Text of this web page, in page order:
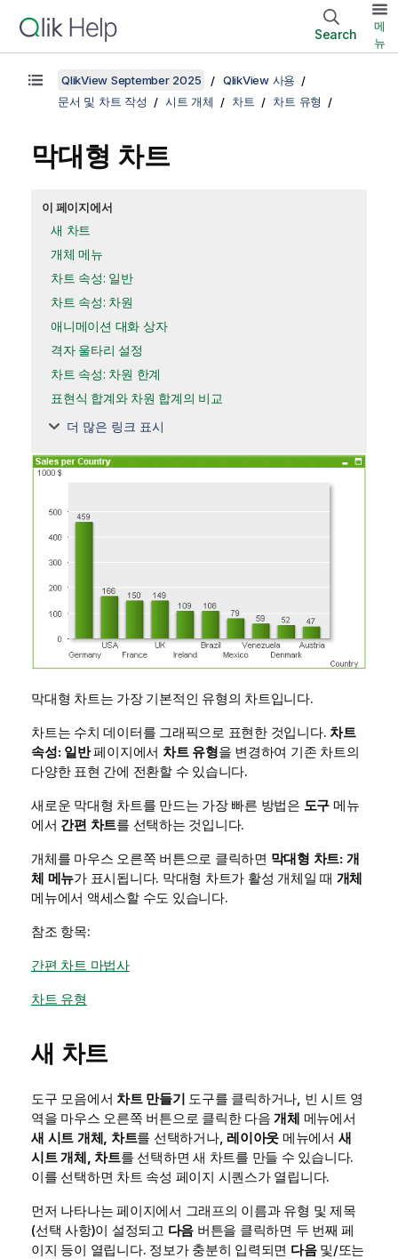
Search
메
뉴
QlikView September 2025
QlikView 사용
문서 및 차트 작성
시트 개체 차트 차트 유형
막대형 차트
이 페이지에서
새 차트
개체 메뉴
차트 속성: 일반
차트 속성: 차원
애니메이션 대화 상자
격자 울타리 설정
차트 속성: 차원 한계
표현식 합계와 차원 합계의 비교
더 많은 링크 표시
막대형 차트는 가장 기본적인 유형의 차트입니다.
차트는 수치 데이터를 그래픽으로 표현한 것입니다. 차트
속성: 일반페이지에서 차트 유형을 변경하여 기존 차트의
다양한 표현 간에 전환할 수 있습니다.
새로운 막대형 차트를 만드는 가장 빠른 방법은 도구 메뉴
에서 간편 차트를 선택하는 것입니다.
개체를 마우스 오른쪽 버튼으로 클릭하면 막대형 차트: 개
체 메뉴가 표시됩니다. 막대형 차트가 활성 개체일 때 개체
메뉴에서 액세스할 수도 있습니다.
참조 항목:
간편 차트 마법사
차트 유형
새 차트
도구 모음에서 차트 만들기 도구를 클릭하거나, 빈 시트 영
역을 마우스 오른쪽 버튼으로 클릭한 다음개체 메뉴에서
새 시트 개체, 차트를 선택하거나, 레이아웃 메뉴에서 새
시트 개체, 차트를 선택하면 새 차트를 만들 수 있습니다.
이를 선택하면 차트 속성 페이지 시퀀스가 열립니다.
먼저 나타나는 페이지에서 그래프의 이름과 유형 및 제목
(선택 사항)이 설정되고 다음 버튼을 클릭하면 두 번째 페
이지 등이 열립니다. 정보가 충분히 입력되면 다음및/또는